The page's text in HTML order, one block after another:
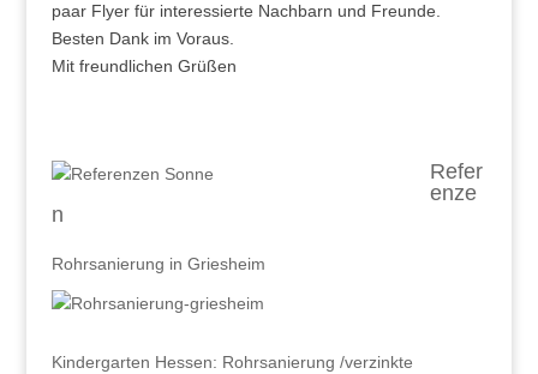
paar Flyer für interessierte Nachbarn und Freunde.
Besten Dank im Voraus.
Mit freundlichen Grüßen
Refer
enze
n
Rohrsanierung in Griesheim
Kindergarten Hessen: Rohrsanierung /verzinkte